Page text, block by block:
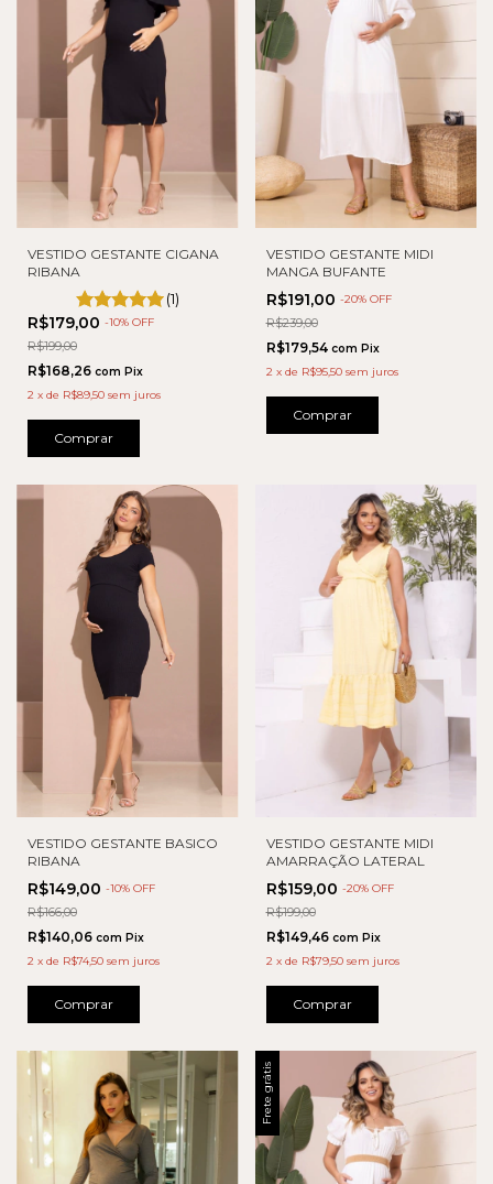
VESTIDO GESTANTE CIGANA
RIBANA
(1)
R$179,00 -10% OFF
R$199,00
R$168,26 com Pix
2 x de R$89,50 sem juros
Comprar
VESTIDO GESTANTE MIDI
MANGA BUFANTE
R$191,00 -20% OFF
R$239,00
R$179,54 com Pix
2 x de R$95,50 sem juros
Comprar
VESTIDO GESTANTE BASICO
RIBANA
R$149,00 -10% OFF
R$166,00
R$140,06 com Pix
2 x de R$74,50 sem juros
Comprar
VESTIDO GESTANTE MIDI
AMARRAÇÃO LATERAL
R$159,00 -20% OFF
R$199,00
R$149,46 com Pix
2 x de R$79,50 sem juros
Comprar
Frete grátis